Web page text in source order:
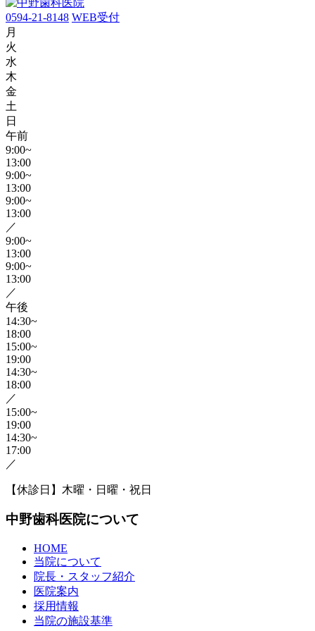
0594-21-8148 WEB受付
月
火
水
木
金
土
日
午前
9:00~
13:00
9:00~
13:00
9:00~
13:00
／
9:00~
13:00
9:00~
13:00
／
午後
14:30~
18:00
15:00~
19:00
14:30~
18:00
／
15:00~
19:00
14:30~
17:00
／
【休診日】木曜・日曜・祝日
中野歯科医院について
HOME
当院について
院長・スタッフ紹介
医院案内
採用情報
当院の施設基準